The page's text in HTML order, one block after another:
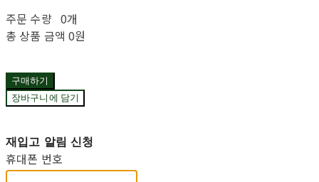
주문 수량 0개
총 상품 금액 0원
구매하기
장바구니에 담기
재입고 알림 신청
휴대폰 번호